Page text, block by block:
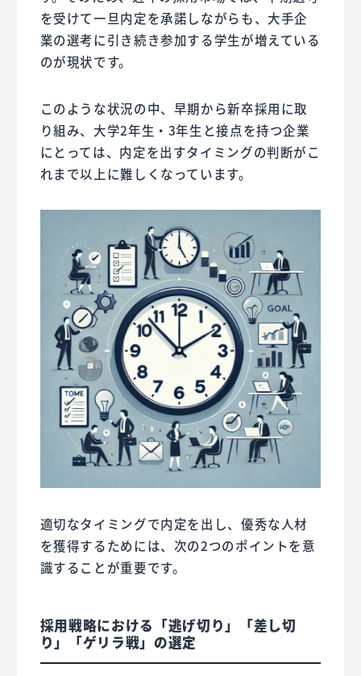
を受けて一旦内定を承諾しながらも、大手企
業の選考に引き続き参加する学生が増えている
のが現状です。
このような状況の中、早期から新卒採用に取
り組み、大学2年生・3年生と接点を持つ企業
にとっては、内定を出すタイミングの判断がこ
れまで以上に難しくなっています。
適切なタイミングで内定を出し、優秀な人材
を獲得するためには、次の2つのポイントを意
識することが重要です。
採用戦略における「逃げ切り」「差し切
り」「ゲリラ戦」の選定